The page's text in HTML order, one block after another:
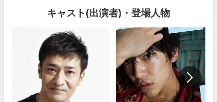
キャスト(出演者)・登場人物